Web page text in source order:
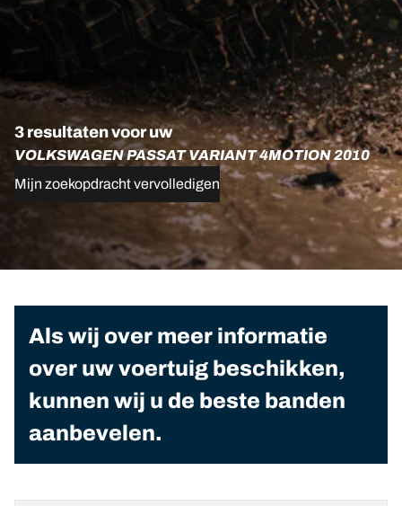
3 resultaten voor uw
VOLKSWAGEN PASSAT VARIANT 4MOTION 2010
Mijn zoekopdracht vervolledigen
Als wij over meer informatie
over uw voertuig beschikken,
kunnen wij u de beste banden
aanbevelen.